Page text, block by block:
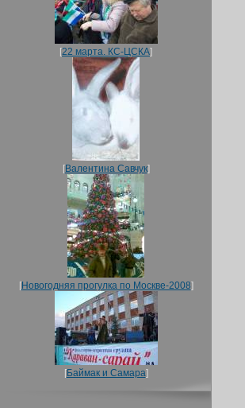
[22 марта. КС-ЦСКА]
[Валентина Савчук]
[Новогодняя прогулка по Москве-2008]
[Баймак и Самара]